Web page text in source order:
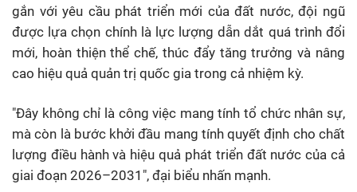
gắn với yêu cầu phát triển mới của đất nước, đội ngũ
được lựa chọn chính là lực lượng dẫn dắt quá trình đổi
mới, hoàn thiện thể chế, thúc đẩy tăng trưởng và nâng
cao hiệu quả quản trị quốc gia trong cả nhiệm kỳ.
"Đây không chỉ là công việc mang tính tổ chức nhân sự,
mà còn là bước khởi đầu mang tính quyết định cho chất
lượng điều hành và hiệu quả phát triển đất nước của cả
giai đoạn 2026–2031", đại biểu nhấn mạnh.